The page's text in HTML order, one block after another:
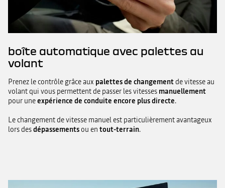
boîte automatique avec palettes au
volant
Prenez le contrôle grâce aux palettes de changementde vitesse au
volant qui vous permettent de passer les vitesses manuellement
pour uneexpérience de conduite encore plus directe.
Le changement de vitesse manuel est particulièrement avantageux
lors desdépassements ou en tout-terrain.